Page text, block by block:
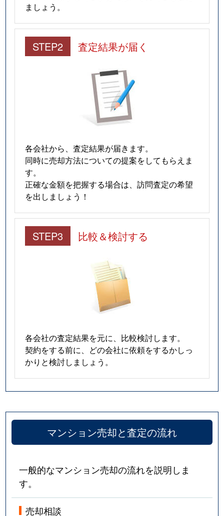
ましょう。
STEP2 査定結果が届く
各会社から、査定結果が届きます。
同時に売却方法についての提案をしてもらえま
す。
正確な金額を把握する場合は、訪問査定の希望
を出しましょう！
STEP3 比較＆検討する
各会社の査定結果を元に、比較検討します。
契約をする前に、どの会社に依頼をするかしっ
かりと検討しましょう。
マンション売却と査定の流れ
一般的なマンション売却の流れを説明しま
す。
売却相談